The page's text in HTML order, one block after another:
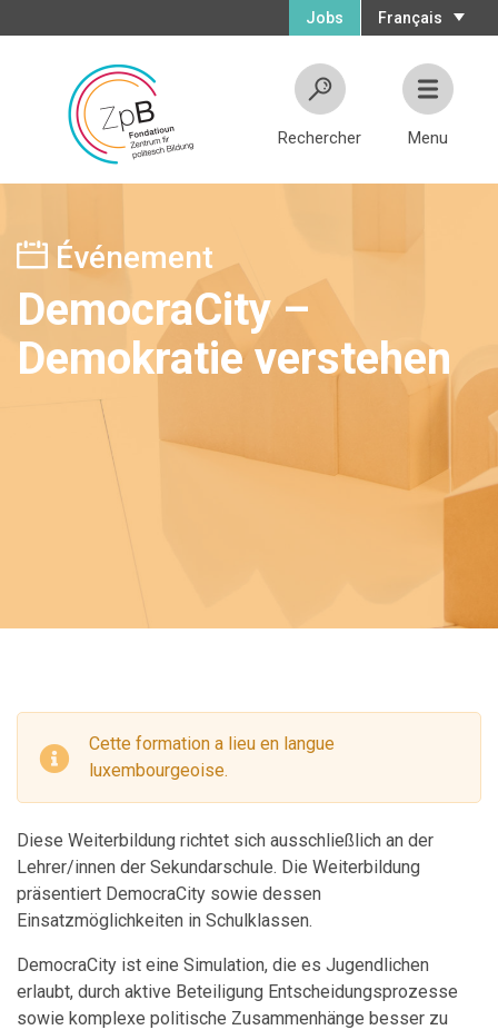
Français
Jobs
Rechercher Menu
Événement
DemocraCity –
Demokratie verstehen
Cette formation a lieu en langue
luxembourgeoise.
Diese Weiterbildung richtet sich ausschließlich an der
Lehrer/innen der Sekundarschule. Die Weiterbildung
präsentiert DemocraCity sowie dessen
Einsatzmöglichkeiten in Schulklassen.
DemocraCity ist eine Simulation, die es Jugendlichen
erlaubt, durch aktive Beteiligung Entscheidungsprozesse
sowie komplexe politische Zusammenhänge besser zu